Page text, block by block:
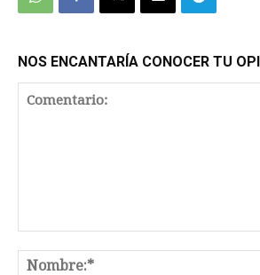
NOS ENCANTARÍA CONOCER TU